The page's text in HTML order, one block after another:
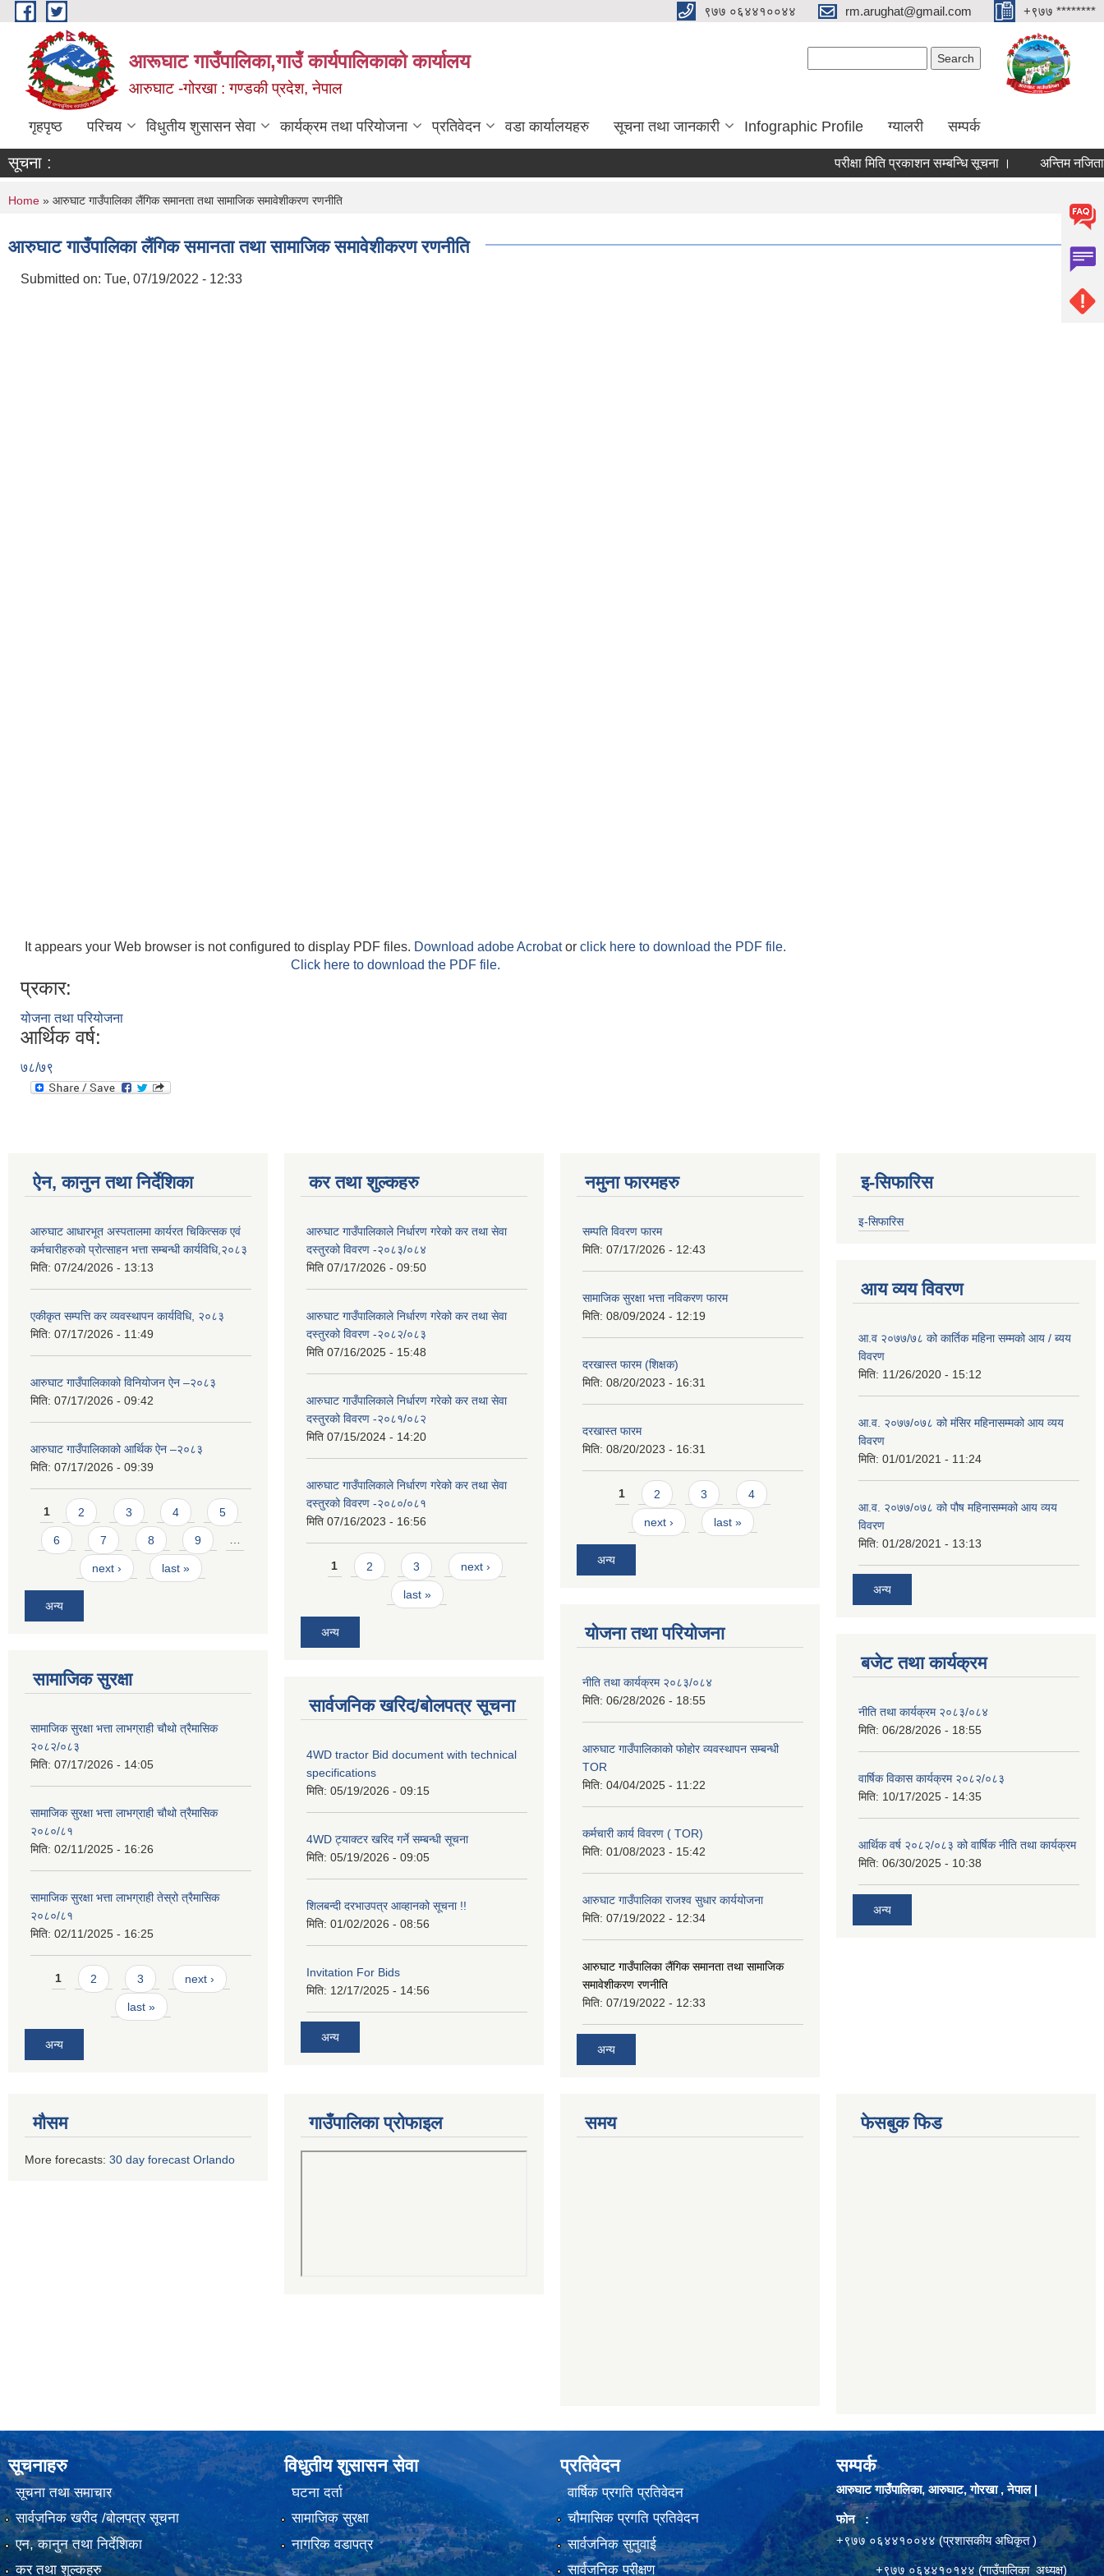
Skip to main content ९७७ ०६४४१००४४ rm.arughat@gmail.com +९७७ ********
आरूघाट गाउँपालिका,गाउँ कार्यपालिकाको कार्यालय
आरुघाट -गोरखा : गण्डकी प्रदेश, नेपाल
गृहपृष्ठ परिचय विधुतीय शुसासन सेवा कार्यक्रम तथा परियोजना प्रतिवेदन वडा कार्यालयहरु सूचना तथा जानकारी Infographic Profile ग्यालरी सम्पर्क
सूचना : परीक्षा मिति प्रकाशन सम्बन्धि सूचना । अन्तिम नजिता
You are here
Home » आरुघाट गाउँपालिका लैंगिक समानता तथा सामाजिक समावेशीकरण रणनीति
आरुघाट गाउँपालिका लैंगिक समानता तथा सामाजिक समावेशीकरण रणनीति
Submitted on: Tue, 07/19/2022 - 12:33
It appears your Web browser is not configured to display PDF files. Download adobe Acrobator click here to download the PDF file.
Click here to download the PDF file.
प्रकार:
योजना तथा परियोजना
आर्थिक वर्ष:
७८/७९
ऐन, कानुन तथा निर्देशिका
आरुघाट आधारभूत अस्पतालमा कार्यरत चिकित्सक एवं
कर्मचारीहरुको प्रोत्साहन भत्ता सम्बन्धी कार्यविधि,२०८३
मिति: 07/24/2026 - 13:13
एकीकृत सम्पत्ति कर व्यवस्थापन कार्यविधि, २०८३
मिति: 07/17/2026 - 11:49
आरुघाट गाउँपालिकाको विनियोजन ऐन –२०८३
मिति: 07/17/2026 - 09:42
आरुघाट गाउँपालिकाको आर्थिक ऐन –२०८३
मिति: 07/17/2026 - 09:39
Pages
1 2 3 4 5
6 7 8 9 …
next › last »
अन्य
सामाजिक सुरक्षा
सामाजिक सुरक्षा भत्ता लाभग्राही चौथो त्रैमासिक
२०८२/०८३
मिति: 07/17/2026 - 14:05
सामाजिक सुरक्षा भत्ता लाभग्राही चौथो त्रैमासिक
२०८०/८१
मिति: 02/11/2025 - 16:26
सामाजिक सुरक्षा भत्ता लाभग्राही तेस्रो त्रैमासिक
२०८०/८१
मिति: 02/11/2025 - 16:25
Pages
1 2 3 next ›
last »
अन्य
कर तथा शुल्कहरु
आरुघाट गाउँपालिकाले निर्धारण गरेको कर तथा सेवा
दस्तुरको विवरण -२०८३/०८४
मिति 07/17/2026 - 09:50
आरुघाट गाउँपालिकाले निर्धारण गरेको कर तथा सेवा
दस्तुरको विवरण -२०८२/०८३
मिति 07/16/2025 - 15:48
आरुघाट गाउँपालिकाले निर्धारण गरेको कर तथा सेवा
दस्तुरको विवरण -२०८१/०८२
मिति 07/15/2024 - 14:20
आरुघाट गाउँपालिकाले निर्धारण गरेको कर तथा सेवा
दस्तुरको विवरण -२०८०/०८१
मिति 07/16/2023 - 16:56
Pages
1 2 3 next ›
last »
अन्य
सार्वजनिक खरिद/बोलपत्र सूचना
4WD tractor Bid document with technical
specifications
मिति: 05/19/2026 - 09:15
4WD ट्याक्टर खरिद गर्ने सम्बन्धी सूचना
मिति: 05/19/2026 - 09:05
शिलबन्दी दरभाउपत्र आव्हानको सूचना !!
मिति: 01/02/2026 - 08:56
Invitation For Bids
मिति: 12/17/2025 - 14:56
अन्य
नमुना फारमहरु
सम्पति विवरण फारम
मिति: 07/17/2026 - 12:43
सामाजिक सुरक्षा भत्ता नविकरण फारम
मिति: 08/09/2024 - 12:19
दरखास्त फारम (शिक्षक)
मिति: 08/20/2023 - 16:31
दरखास्त फारम
मिति: 08/20/2023 - 16:31
Pages
1 2 3 4
next › last »
अन्य
योजना तथा परियोजना
नीति तथा कार्यक्रम २०८३/०८४
मिति: 06/28/2026 - 18:55
आरुघाट गाउँपालिकाको फोहोर व्यवस्थापन सम्बन्धी
TOR
मिति: 04/04/2025 - 11:22
कर्मचारी कार्य विवरण ( TOR)
मिति: 01/08/2023 - 15:42
आरुघाट गाउँपालिका राजश्व सुधार कार्ययोजना
मिति: 07/19/2022 - 12:34
आरुघाट गाउँपालिका लैंगिक समानता तथा सामाजिक
समावेशीकरण रणनीति
मिति: 07/19/2022 - 12:33
अन्य
इ-सिफारिस
इ-सिफारिस
आय व्यय विवरण
आ.व २०७७/७८ को कार्तिक महिना सम्मको आय / ब्यय
विवरण
मिति: 11/26/2020 - 15:12
आ.व. २०७७/०७८ को मंसिर महिनासम्मको आय व्यय
विवरण
मिति: 01/01/2021 - 11:24
आ.व. २०७७/०७८ को पौष महिनासम्मको आय व्यय
विवरण
मिति: 01/28/2021 - 13:13
अन्य
बजेट तथा कार्यक्रम
नीति तथा कार्यक्रम २०८३/०८४
मिति: 06/28/2026 - 18:55
वार्षिक विकास कार्यक्रम २०८२/०८३
मिति: 10/17/2025 - 14:35
आर्थिक वर्ष २०८२/०८३ को वार्षिक नीति तथा कार्यक्रम
मिति: 06/30/2025 - 10:38
अन्य
मौसम
More forecasts: 30 day forecast Orlando
गाउँपालिका प्रोफाइल समय फेसबुक फिड
सूचनाहरु
सूचना तथा समाचार
सार्वजनिक खरीद /बोलपत्र सूचना
एन, कानुन तथा निर्देशिका
कर तथा शुल्कहरु
विधुतीय शुसासन सेवा
घटना दर्ता
सामाजिक सुरक्षा
नागरिक वडापत्र
प्रतिवेदन
वार्षिक प्रगति प्रतिवेदन
चौमासिक प्रगति प्रतिवेदन
सार्वजनिक सुनुवाई
सार्वजनिक परीक्षण
सम्पर्क
आरुघाट गाउँपालिका, आरुघाट, गोरखा , नेपाल |
फोन :
+९७७ ०६४४१००४४ (प्रशासकीय अधिकृत )
+९७७ ०६४४१०१४४ (गाउँपालिका अध्यक्ष)